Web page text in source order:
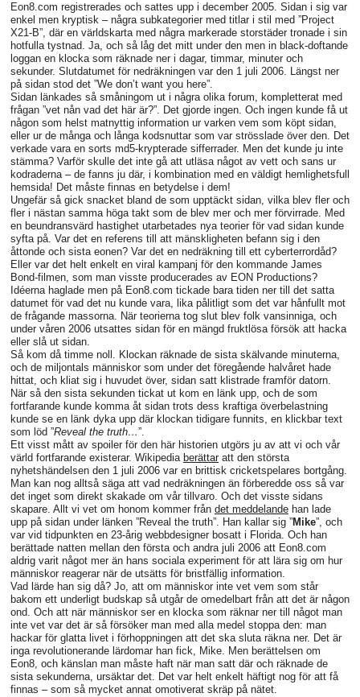
Eon8.com registrerades och sattes upp i december 2005. Sidan i sig var
enkel men kryptisk – några subkategorier med titlar i stil med ”Project
X21-B”, där en världskarta med några markerade storstäder tronade i sin
hotfulla tystnad. Ja, och så låg det mitt under den men in black-doftande
loggan en klocka som räknade ner i dagar, timmar, minuter och
sekunder. Slutdatumet för nedräkningen var den 1 juli 2006. Längst ner
på sidan stod det ”We don’t want you here”.
Sidan länkades så småningom ut i några olika forum, kompletterat med
frågan ”vet nån vad det här är?”. Det gjorde ingen. Och ingen kunde få ut
någon som helst matnyttig information ur varken vem som köpt sidan,
eller ur de många och långa kodsnuttar som var strösslade över den. Det
verkade vara en sorts md5-krypterade sifferrader. Men det kunde ju inte
stämma? Varför skulle det inte gå att utläsa något av vett och sans ur
kodraderna – de fanns ju där, i kombination med en väldigt hemlighetsfull
hemsida! Det måste finnas en betydelse i dem!
Ungefär så gick snacket bland de som upptäckt sidan, vilka blev fler och
fler i nästan samma höga takt som de blev mer och mer förvirrade. Med
en beundransvärd hastighet utarbetades nya teorier för vad sidan kunde
syfta på. Var det en referens till att mänskligheten befann sig i den
åttonde och sista eonen? Var det en nedräkning till ett cyberterrordåd?
Eller var det helt enkelt en viral kampanj för den kommande James
Bond-filmen, som man visste producerades av EON Productions?
Idéerna haglade men på Eon8.com tickade bara tiden ner till det satta
datumet för vad det nu kunde vara, lika pålitligt som det var hånfullt mot
de frågande massorna. När teorierna tog slut blev folk vansinniga, och
under våren 2006 utsattes sidan för en mängd fruktlösa försök att hacka
eller slå ut sidan.
Så kom då timme noll. Klockan räknade de sista skälvande minuterna,
och de miljontals människor som under det föregående halvåret hade
hittat, och kliat sig i huvudet över, sidan satt klistrade framför datorn.
När så den sista sekunden tickat ut kom en länk upp, och de som
fortfarande kunde komma åt sidan trots dess kraftiga överbelastning
kunde se en länk dyka upp där klockan tidigare funnits, en klickbar text
som löd ”Reveal the truth…”.
Ett visst mått av spoiler för den här historien utgörs ju av att vi och vår
värld fortfarande existerar. Wikipedia berättar att den största
nyhetshändelsen den 1 juli 2006 var en brittisk cricketspelares bortgång.
Man kan nog alltså säga att vad nedräkningen än förberedde oss så var
det inget som direkt skakade om vår tillvaro. Och det visste sidans
skapare. Allt vi vet om honom kommer från det meddelande han lade
upp på sidan under länken ”Reveal the truth”. Han kallar sig ”Mike”, och
var vid tidpunkten en 23-årig webbdesigner bosatt i Florida. Och han
berättade natten mellan den första och andra juli 2006 att Eon8.com
aldrig varit något mer än hans sociala experiment för att lära sig om hur
människor reagerar när de utsätts för bristfällig information.
Vad lärde han sig då? Jo, att om människor inte vet vem som står
bakom ett underligt budskap så utgår de omedelbart från att det är någon
ond. Och att när människor ser en klocka som räknar ner till något man
inte vet var det är så försöker man med alla medel stoppa den: man
hackar för glatta livet i förhoppningen att det ska sluta räkna ner. Det är
inga revolutionerande lärdomar han fick, Mike. Men berättelsen om
Eon8, och känslan man måste haft när man satt där och räknade de
sista sekunderna, ursäktar det. Det var helt enkelt häftigt nog för att få
finnas – som så mycket annat omotiverat skräp på nätet.